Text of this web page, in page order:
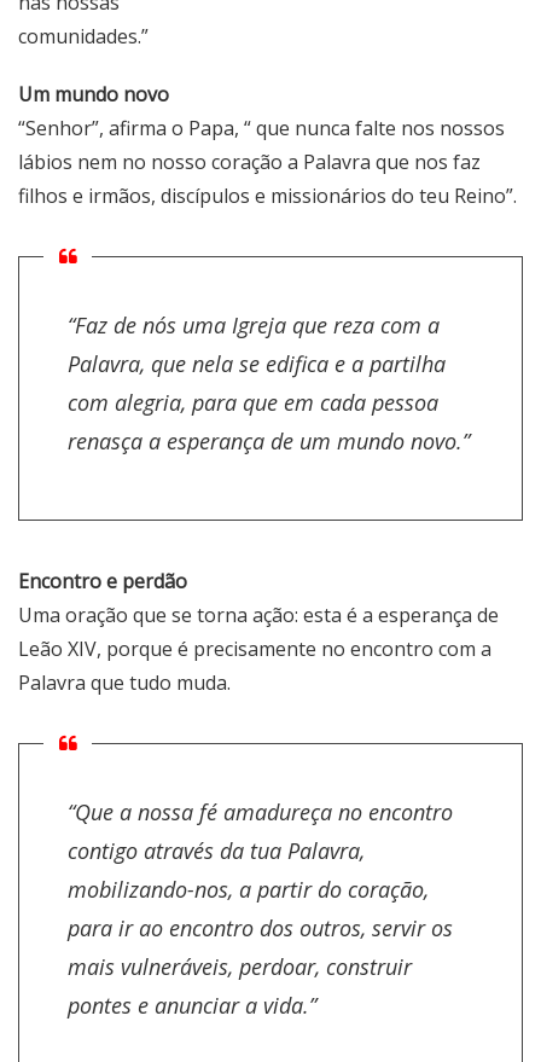
comunidades.”
Um mundo novo
“Senhor”, afirma o Papa, “ que nunca falte nos nossos
lábios nem no nosso coração a Palavra que nos faz
filhos e irmãos, discípulos e missionários do teu Reino”.
“Faz de nós uma Igreja que reza com a
Palavra, que nela se edifica e a partilha
com alegria, para que em cada pessoa
renasça a esperança de um mundo novo.”
Encontro e perdão
Uma oração que se torna ação: esta é a esperança de
Leão XIV, porque é precisamente no encontro com a
Palavra que tudo muda.
“Que a nossa fé amadureça no encontro
contigo através da tua Palavra,
mobilizando-nos, a partir do coração,
para ir ao encontro dos outros, servir os
mais vulneráveis, perdoar, construir
pontes e anunciar a vida.”